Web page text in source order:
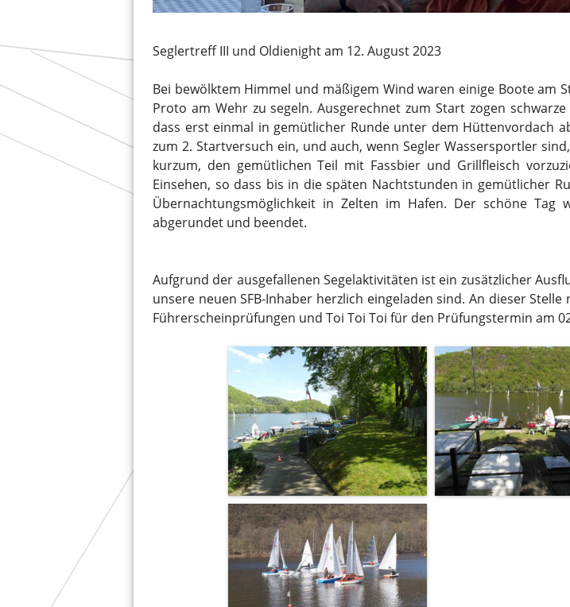
Seglertreff III und Oldienight am 12. August 2023
Bei bewölktem Himmel und mäßigem Wind waren einige Boote am
Proto am Wehr zu segeln. Ausgerechnet zum Start zogen
dass erst einmal in gemütlicher Runde unter dem Hüttenvordach
zum 2. Startversuch ein, und auch, wenn Segler Wassersportler
kurzum, den gemütlichen Teil mit Fassbier und Grillfleisch
Einsehen, so dass bis in die späten Nachtstunden in gemütlicher
Übernachtungsmöglichkeit in Zelten im Hafen. Der schöne Tag
abgerundet und beendet.
Aufgrund der ausgefallenen Segelaktivitäten ist ein zusätzlicher
unsere neuen SFB-Inhaber herzlich eingeladen sind. An dieser
Führerscheinprüfungen und Toi Toi Toi für den Prüfungstermin am